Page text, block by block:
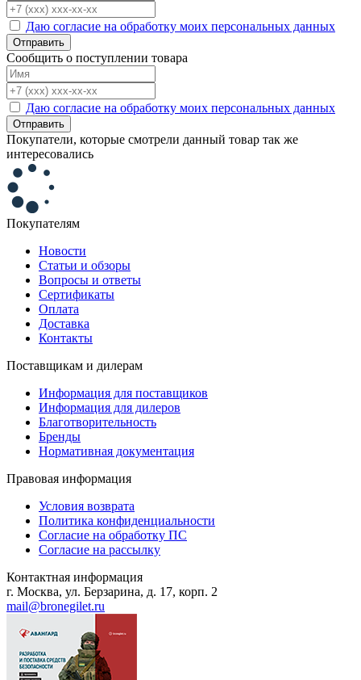
Даю согласие на обработку моих персональных данных
Отправить
Сообщить о поступлении товара
Даю согласие на обработку моих персональных данных
Отправить
Покупатели, которые смотрели данный товар так же
интересовались
Покупателям
Новости
Статьи и обзоры
Вопросы и ответы
Сертификаты
Оплата
Доставка
Контакты
Поставщикам и дилерам
Информация для поставщиков
Информация для дилеров
Благотворительность
Бренды
Нормативная документация
Правовая информация
Условия возврата
Политика конфиденциальности
Согласие на обработку ПС
Согласие на рассылку
Контактная информация
г. Москва, ул. Берзарина, д. 17, корп. 2
mail@bronegilet.ru